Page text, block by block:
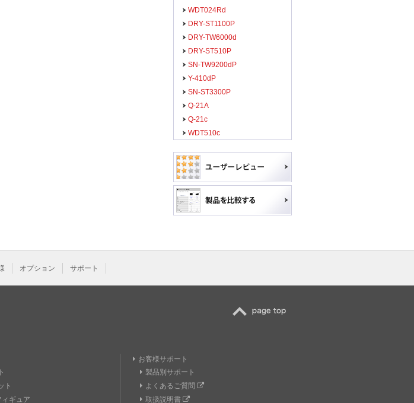
WDT024Rd
DRY-ST1100P
DRY-TW6000d
DRY-ST510P
SN-TW9200dP
Y-410dP
SN-ST3300P
Q-21A
Q-21c
WDT510c
オプション サポート
ト
ギュア
お客様サポート
製品別サポート
よくあるご質問
取扱説明書